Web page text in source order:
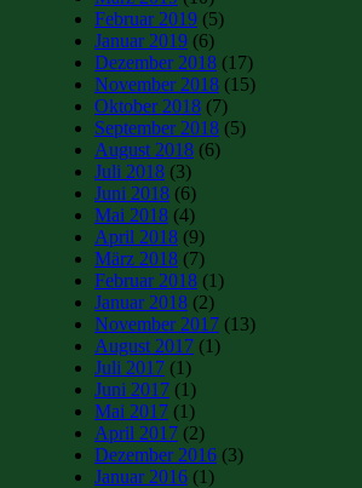
Februar 2019 (5)
Januar 2019 (6)
Dezember 2018 (17)
November 2018 (15)
Oktober 2018 (7)
September 2018 (5)
August 2018 (6)
Juli 2018 (3)
Juni 2018 (6)
Mai 2018 (4)
April 2018 (9)
März 2018 (7)
Februar 2018 (1)
Januar 2018 (2)
November 2017 (13)
August 2017 (1)
Juli 2017 (1)
Juni 2017 (1)
Mai 2017 (1)
April 2017 (2)
Dezember 2016 (3)
Januar 2016 (1)